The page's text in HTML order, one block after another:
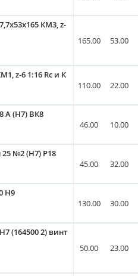
КМ3, z-
165.00 53.00
z-6 1:16 Rc и К
110.00 22.00
А (Н7) ВК8
46.00 10.00
№2 (Н7) Р18
45.00 32.00
Н9
130.00 30.00
(164500 2) винт
50.00 23.00